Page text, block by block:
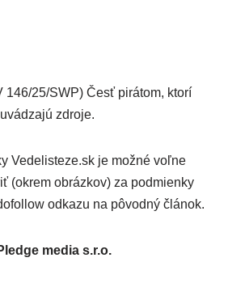
146/25/SWP) Česť pirátom, ktorí
uvádzajú zdroje.
Vedelisteze.sk je možné voľne
(okrem obrázkov) za podmienky
odkazu na pôvodný článok.
media s.r.o.